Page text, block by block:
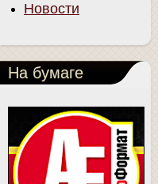
Новости
На бумаге